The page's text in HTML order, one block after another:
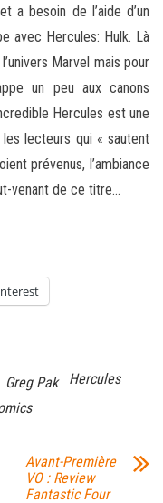
a besoin de l’aide d’un
avec Hercules: Hulk. Là
Marvel mais pour
un peu aux canons
Hercules est une
lecteurs qui « sautent
prévenus, l’ambiance
venant de ce titre…
Greg Pak
Hercules
Avant-Première
VO : Review
Fantastic Four